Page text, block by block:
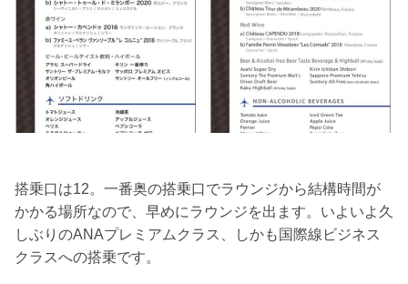
搭乗口は12。一番奥の搭乗口でラウンジから結構時間が
かかる場所なので、早めにラウンジを出ます。いよいよ久
しぶりのANAプレミアムクラス、しかも国際線ビジネス
クラスへの搭乗です。